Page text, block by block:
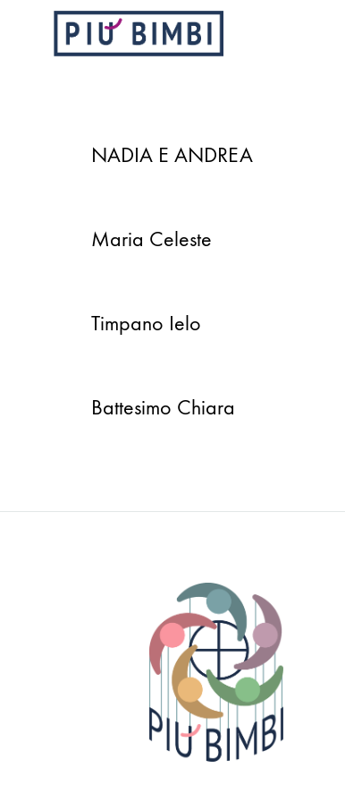
bambini
NADIA E ANDREA
Maria Celeste
Timpano Ielo
Battesimo Chiara